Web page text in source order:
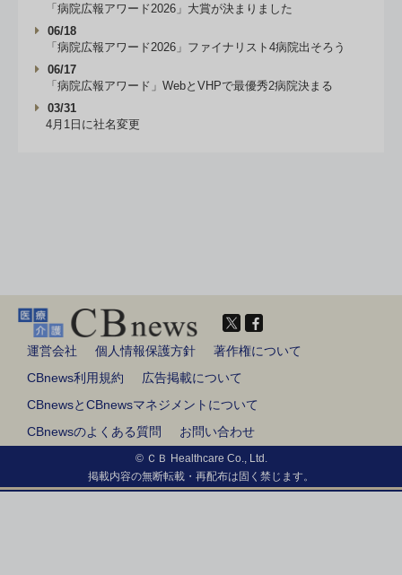
「病院広報アワード2026」大賞が決まりました
06/18
「病院広報アワード2026」ファイナリスト4病院出そろう
06/17
「病院広報アワード」WebとVHPで最優秀2病院決まる
03/31
4月1日に社名変更
運営会社 個人情報保護方針
著作権について
CBnews利用規約
広告掲載について
CBnewsとCBnewsマネジメントについて
CBnewsのよくある質問
お問い合わせ
© ＣＢ Healthcare Co., Ltd.
掲載内容の無断転載・再配布は固く禁じます。